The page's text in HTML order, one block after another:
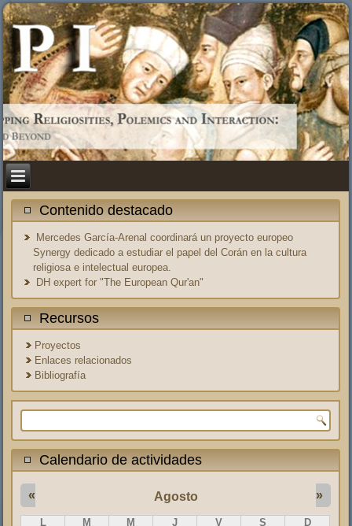
Contenido destacado
Mercedes García-Arenal coordinará un proyecto europeo
Synergy dedicado a estudiar el papel del Corán en la cultura
religiosa e intelectual europea.
DH expert for "The European Qur'an"
Recursos
Proyectos
Enlaces relacionados
Bibliografía
Formulario de búsqueda
Calendario de actividades
Agosto
« »
L M M J V S
D